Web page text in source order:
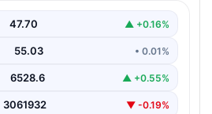
47.70 ▲ +0.16%
55.03 • 0.01%
6528.6 ▲ +0.55%
3061932 ▼ -0.19%